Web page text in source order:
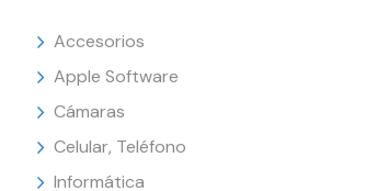
Accesorios
Apple Software
Cámaras
Celular, Teléfono
Informática